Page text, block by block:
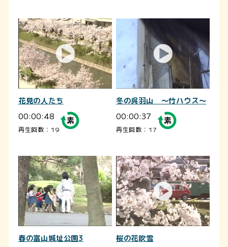
花見の人たち
00:00:48
再生回数：19
冬の呉羽山 ～竹ハウス～
00:00:37
再生回数：17
春の富山城址公園3 桜の花吹雪